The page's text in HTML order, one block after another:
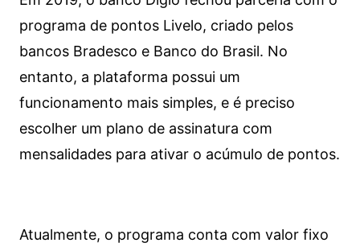
programa de pontos Livelo, criado pelos
bancos Bradesco e Banco do Brasil. No
entanto, a plataforma possui um
funcionamento mais simples, e é preciso
escolher um plano de assinatura com
mensalidades para ativar o acúmulo de pontos.
Atualmente, o programa conta com valor fixo